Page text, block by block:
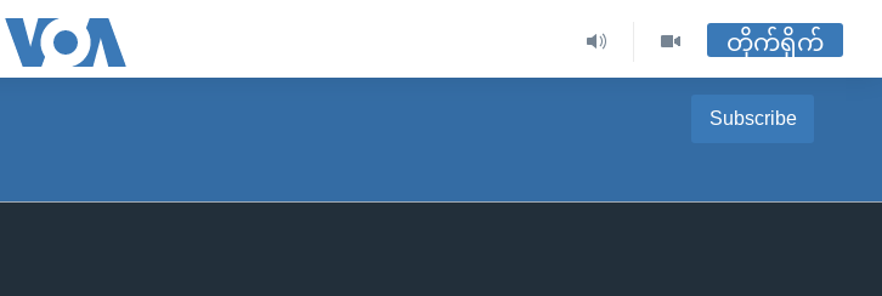
တိုက်ရိုက်
Subscribe